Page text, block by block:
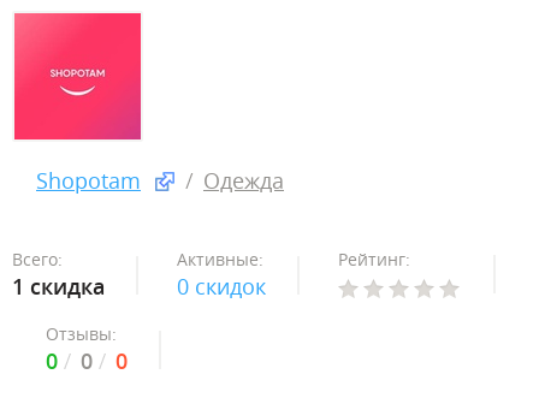
Shopotam Одежда
Всего:
1 скидка
Активные:
0 скидок
Рейтинг:
Отзывы:
0 0 0